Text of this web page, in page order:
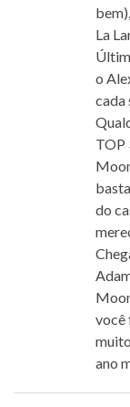
La
o
cada
TOP
do
você
ano